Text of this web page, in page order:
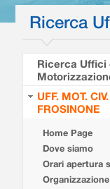
Ricerca
Ricerca Uffici
UFF. MOT.
FROSINONE
Home Page
Dove siamo
Orari apertura